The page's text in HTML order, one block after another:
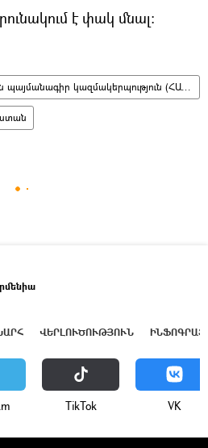
է փակ մնալ։
Հավաքական անվտանգության պայմանագիր կազմակերպություն (ՀԱՊԿ)
ՎԵՐԼՈՒԾՈՒԹՅՈՒՆ
ТikТоk VK